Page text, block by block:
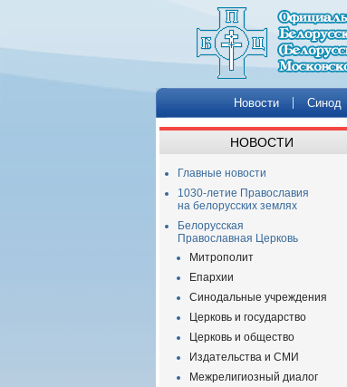
Новости Синод
НОВОСТИ
Главные новости
1030-летие Православия
на белорусских землях
Белорусская
Православная Церковь
Митрополит
Епархии
Синодальные учреждения
Церковь и государство
Церковь и общество
Издательства и СМИ
Межрелигиозный диалог